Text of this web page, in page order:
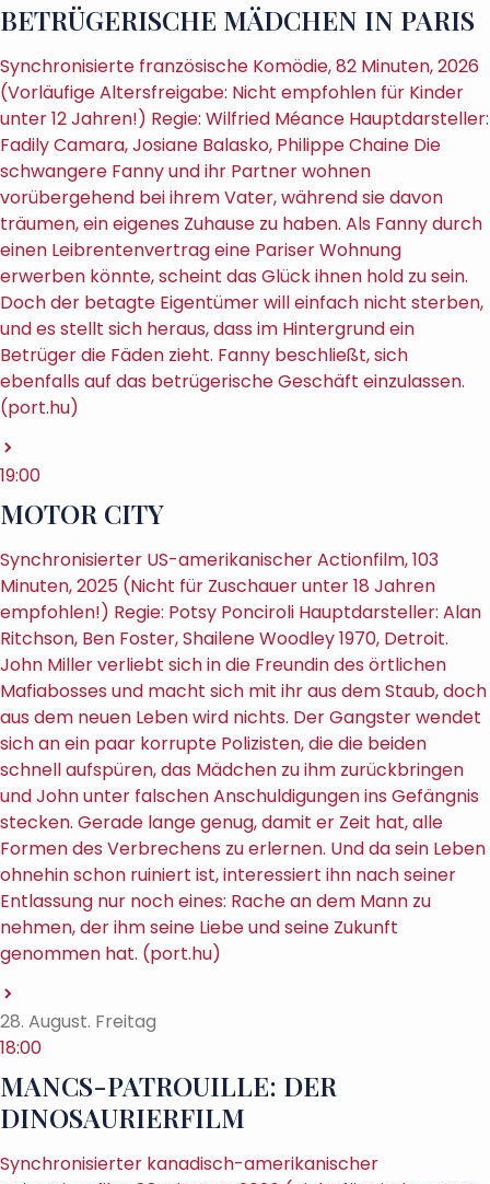
BETRÜGERISCHE MÄDCHEN IN PARIS
Synchronisierte französische Komödie, 82 Minuten, 2026
(Vorläufige Altersfreigabe: Nicht empfohlen für Kinder
unter 12 Jahren!) Regie: Wilfried Méance Hauptdarsteller:
Fadily Camara, Josiane Balasko, Philippe Chaine Die
schwangere Fanny und ihr Partner wohnen
vorübergehend bei ihrem Vater, während sie davon
träumen, ein eigenes Zuhause zu haben. Als Fanny durch
einen Leibrentenvertrag eine Pariser Wohnung
erwerben könnte, scheint das Glück ihnen hold zu sein.
Doch der betagte Eigentümer will einfach nicht sterben,
und es stellt sich heraus, dass im Hintergrund ein
Betrüger die Fäden zieht. Fanny beschließt, sich
ebenfalls auf das betrügerische Geschäft einzulassen.
(port.hu)
19:00
MOTOR CITY
Synchronisierter US-amerikanischer Actionfilm, 103
Minuten, 2025 (Nicht für Zuschauer unter 18 Jahren
empfohlen!) Regie: Potsy Ponciroli Hauptdarsteller: Alan
Ritchson, Ben Foster, Shailene Woodley 1970, Detroit.
John Miller verliebt sich in die Freundin des örtlichen
Mafiabosses und macht sich mit ihr aus dem Staub, doch
aus dem neuen Leben wird nichts. Der Gangster wendet
sich an ein paar korrupte Polizisten, die die beiden
schnell aufspüren, das Mädchen zu ihm zurückbringen
und John unter falschen Anschuldigungen ins Gefängnis
stecken. Gerade lange genug, damit er Zeit hat, alle
Formen des Verbrechens zu erlernen. Und da sein Leben
ohnehin schon ruiniert ist, interessiert ihn nach seiner
Entlassung nur noch eines: Rache an dem Mann zu
nehmen, der ihm seine Liebe und seine Zukunft
genommen hat. (port.hu)
28. August. Freitag
18:00
MANCS-PATROUILLE: DER
DINOSAURIERFILM
Synchronisierter kanadisch-amerikanischer